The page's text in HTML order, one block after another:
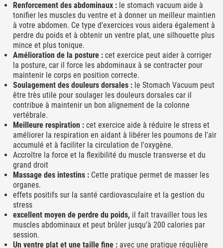
Renforcement des abdominaux : le stomach vacuum aide à
tonifier les muscles du ventre et à donner un meilleur maintien
à votre abdomen. Ce type d'exercices vous aidera également à
perdre du poids et à obtenir un ventre plat, une silhouette plus
mince et plus tonique.
Amélioration de la posture : cet exercice peut aider à corriger
la posture, car il force les abdominaux à se contracter pour
maintenir le corps en position correcte.
Soulagement des douleurs dorsales : le Stomach Vacuum peut
être très utile pour soulager les douleurs dorsales car il
contribue à maintenir un bon alignement de la colonne
vertébrale.
Meilleure respiration : cet exercice aide à réduire le stress et
améliorer la respiration en aidant à libérer les poumons de l'air
accumulé et à faciliter la circulation de l'oxygène.
Accroître la force et la flexibilité du muscle transverse et du
grand droit
Massage des intestins : Cette pratique permet de masser les
organes.
effets positifs sur la santé cardiovasculaire et la gestion du
stress
excellent moyen de perdre du poids, il fait travailler tous les
muscles abdominaux et peut brûler jusqu’à 200 calories par
session.
Un ventre plat et une taille fine : avec une pratique régulière